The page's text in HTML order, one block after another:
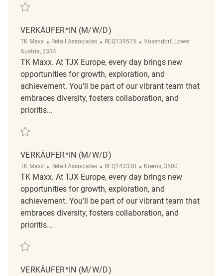
Save Verkäufer*in (m/w/d) REQ142004
VERKÄUFER*IN (M/W/D)
TK Maxx Category
Retail Associates ReqId
REQ139575 Location
Vösendorf, Lower
Austria, 2334
TK Maxx. At TJX Europe, every day brings new
opportunities for growth, exploration, and
achievement. You’ll be part of our vibrant team that
embraces diversity, fosters collaboration, and
prioritis...
Save Verkäufer*in (m/w/d) REQ139575
VERKÄUFER*IN (M/W/D)
TK Maxx Category
Retail Associates ReqId
REQ143330 Location
Krems, 3500
TK Maxx. At TJX Europe, every day brings new
opportunities for growth, exploration, and
achievement. You’ll be part of our vibrant team that
embraces diversity, fosters collaboration, and
prioritis...
Save Verkäufer*in (m/w/d) REQ143330
VERKÄUFER*IN (M/W/D)